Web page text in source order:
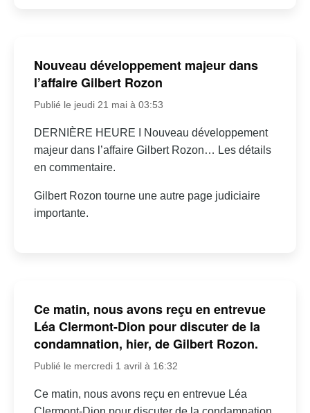
Nouveau développement majeur dans
l’affaire Gilbert Rozon
Publié le jeudi 21 mai à 03:53
DERNIÈRE HEURE I Nouveau développement
majeur dans l’affaire Gilbert Rozon… Les détails
en commentaire.
Gilbert Rozon tourne une autre page judiciaire
importante.
Ce matin, nous avons reçu en entrevue
Léa Clermont-Dion pour discuter de la
condamnation, hier, de Gilbert Rozon.
Publié le mercredi 1 avril à 16:32
Ce matin, nous avons reçu en entrevue Léa